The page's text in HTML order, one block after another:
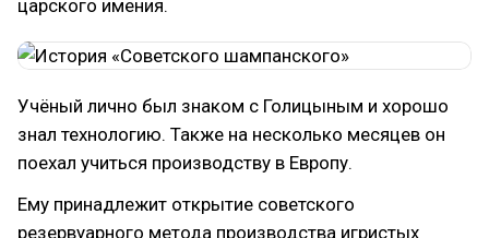
царского имения.
Учёный лично был знаком с Голицыным и хорошо
знал технологию. Также на несколько месяцев он
поехал учиться производству в Европу.
Ему принадлежит открытие советского
резервуарного метода производства игристых